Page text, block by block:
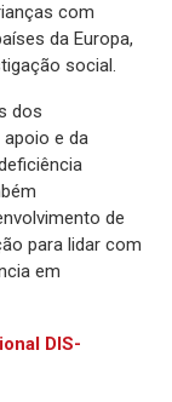
com
da Europa,
social.
dos
e da
de
para lidar com
em
DIS-